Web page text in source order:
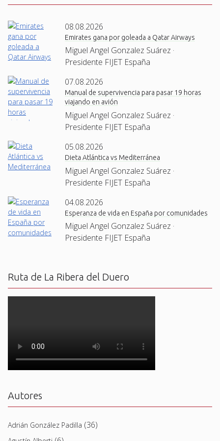
08.08.2026
Emirates gana por goleada a Qatar Airways
Miguel Angel Gonzalez Suárez ·
Presidente FIJET España
07.08.2026
Manual de supervivencia para pasar 19 horas
viajando en avión
Miguel Angel Gonzalez Suárez ·
Presidente FIJET España
05.08.2026
Dieta Atlántica vs Mediterránea
Miguel Angel Gonzalez Suárez ·
Presidente FIJET España
04.08.2026
Esperanza de vida en España por comunidades
Miguel Angel Gonzalez Suárez ·
Presidente FIJET España
Ruta de La Ribera del Duero
Autores
Adrián González Padilla (36)